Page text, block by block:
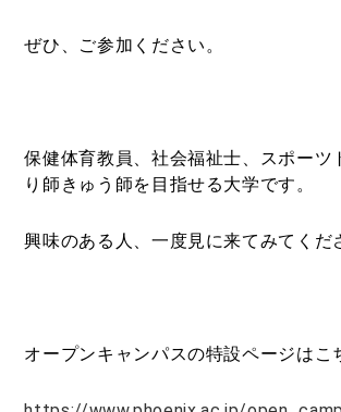
ぜひ、ご参加ください。
保健体育教員、社会福祉士、スポーツ
り師きゅう師を目指せる大学です。
興味のある人、一度見に来てみてくだ
オープンキャンパスの特設ページはこ